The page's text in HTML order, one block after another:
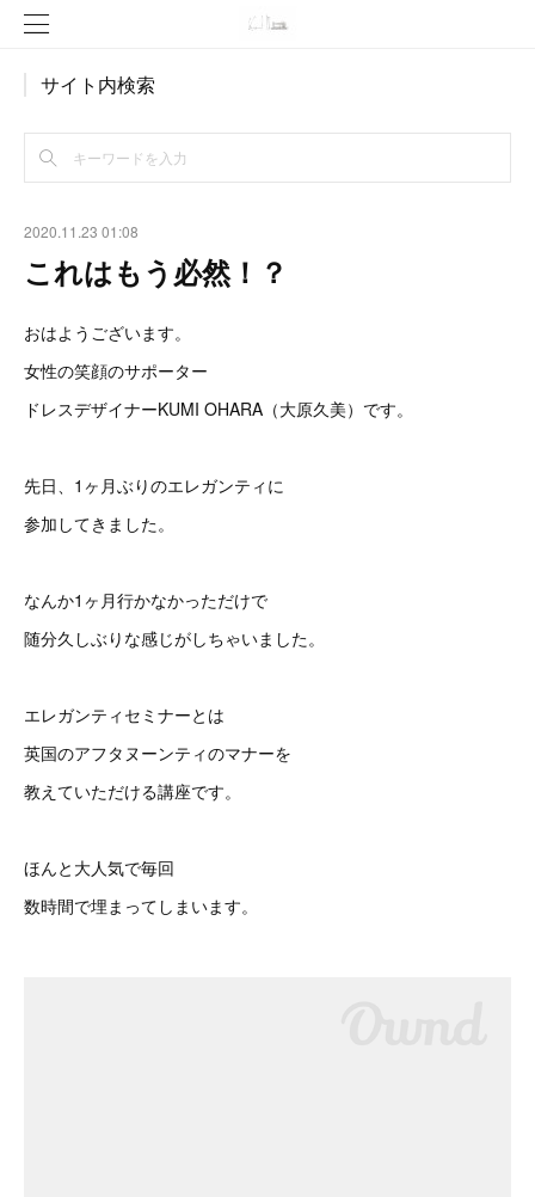
サイト内検索
2020.11.23 01:08
これはもう必然！？
おはようございます。
女性の笑顔のサポーター
ドレスデザイナーKUMI OHARA（大原久美）です。
先日、1ヶ月ぶりのエレガンティに
参加してきました。
なんか1ヶ月行かなかっただけで
随分久しぶりな感じがしちゃいました。
エレガンティセミナーとは
英国のアフタヌーンティのマナーを
教えていただける講座です。
ほんと大人気で毎回
数時間で埋まってしまいます。